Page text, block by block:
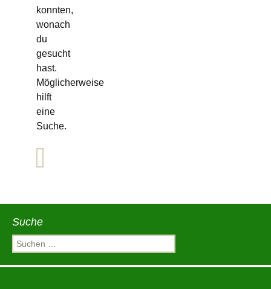
konnten,
wonach
du
gesucht
hast.
Möglicherweise
hilft
eine
Suche.
nach:
Suche
Suchen
nach: